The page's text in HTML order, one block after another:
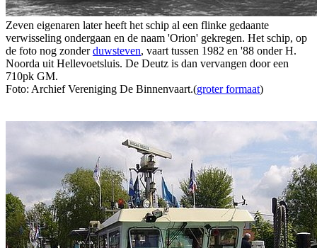
Zeven eigenaren later heeft het schip al een flinke gedaante
verwisseling ondergaan en de naam 'Orion' gekregen. Het schip, op
de foto nog zonderduwsteven, vaart tussen 1982 en '88 onder H.
Noorda uit Hellevoetsluis. De Deutz is dan vervangen door een
710pk GM.
Foto: Archief Vereniging De Binnenvaart.(groter formaat)